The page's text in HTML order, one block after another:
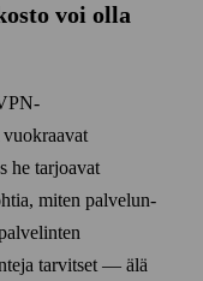
voi olla
he tarjoavat
miten palvelun­
tarvitset — älä